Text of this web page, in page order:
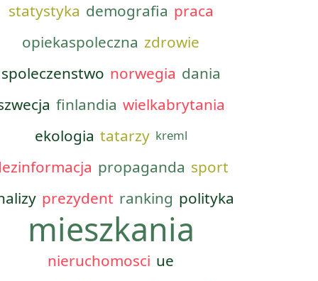
statystyka demografia praca
opiekaspoleczna zdrowie
spoleczenstwo norwegia dania
finlandia wielkabrytania
ekologia tatarzy kreml
propaganda sport
prezydent ranking polityka
mieszkania
nieruchomosci ue